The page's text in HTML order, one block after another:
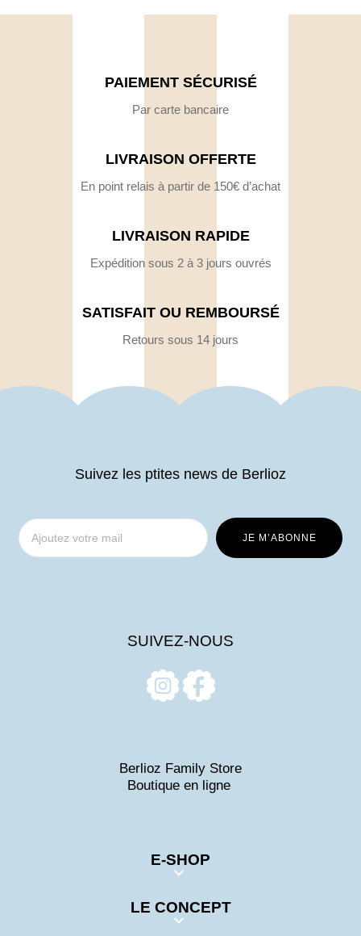
PAIEMENT SÉCURISÉ
Par carte bancaire
LIVRAISON OFFERTE
En point relais à partir de 150€ d’achat
LIVRAISON RAPIDE
Expédition sous 2 à 3 jours ouvrés
SATISFAIT OU REMBOURSÉ
Retours sous 14 jours
E-SHOP
LE CONCEPT
Suivez les ptites news de Berlioz
SUIVEZ-NOUS
Berlioz Family Store
Boutique en ligne